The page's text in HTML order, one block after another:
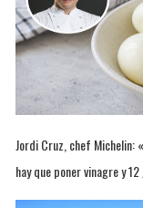
Jordi Cruz, chef Michelin:
hay que poner vinagre y